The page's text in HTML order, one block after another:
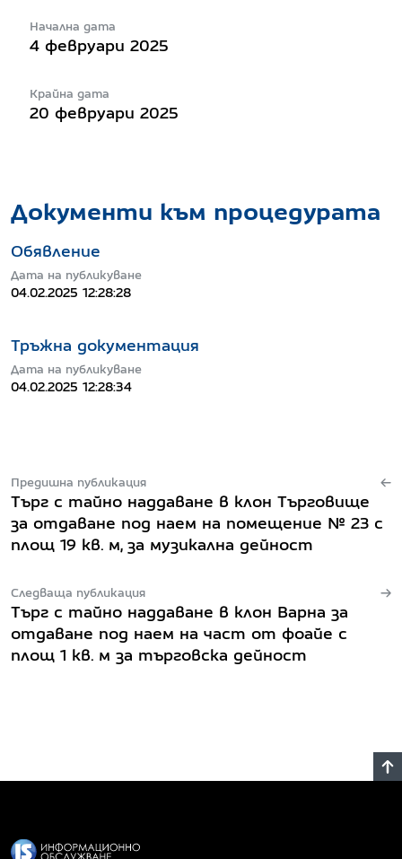
Начална дата
4 февруари 2025
Крайна дата
20 февруари 2025
Предишна публикация
Търг с тайно наддаване в клон Търговище
за отдаване под наем на помещение № 23 с
площ 19 кв. м, за музикална дейност
Следваща публикация
Търг с тайно наддаване в клон Варна за
отдаване под наем на част от фоайе с
площ 1 кв. м за търговска дейност
Документи към процедурата
Обявление
Дата на публикуване
04.02.2025 12:28:28
Тръжна документация
Дата на публикуване
04.02.2025 12:28:34